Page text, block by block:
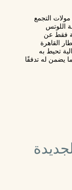
التجمع
اللوتس
القاهرة
تحيط به
يضمن له تدفقًا